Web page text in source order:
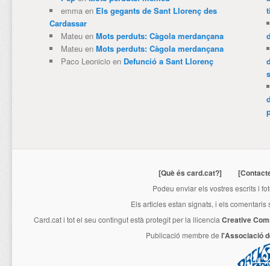
emmaen Els gegants de Sant Llorenç des
Cardassar
Mateuen Mots perduts: Càgola merdançana
Mateuen Mots perduts: Càgola merdançana
Paco Leonicioen Defunció a Sant Llorenç
[Què és card.cat?]
Podeu enviar els vostres escrits i
Els articles estan signats, i els
Card.cati tot el seu contingut està protegit per la llicencia Creative
Publicació membre de l'Associació